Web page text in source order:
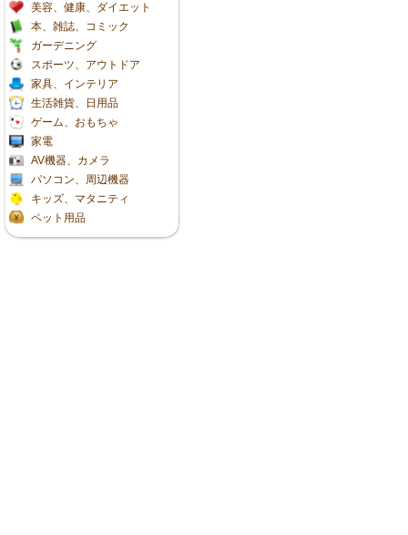
美容、健康、ダイエット
本、雑誌、コミック
ガーデニング
スポーツ、アウトドア
家具、インテリア
生活雑貨、日用品
ゲーム、おもちゃ
家電
AV機器、カメラ
パソコン、周辺機器
キッズ、マタニティ
ペット用品